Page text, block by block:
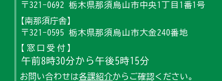
〒321-0692 栃木県那須烏山市中央1丁目1番1号
【南那須庁舎】
〒321-0595 栃木県那須烏山市大金240番地
【窓口受付】
午前8時30分から午後5時15分
お問い合わせは各課紹介からご確認ください。